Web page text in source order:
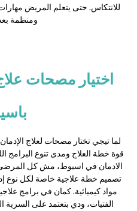
للانتكاس. حتى يتعلم المريض
ومنظمة
اختيار مصحات
لما تيجي تختار مصحات لعلاج
قوة خطة العلاج ومدى تنوع
الادمان في اسيوط، مش كل المرضى
تصميم خطة علاجية خاصة لكل نوع
مواد كيميائية. كمان في برامج
الفتيات، ودي بتعتمد على السرية